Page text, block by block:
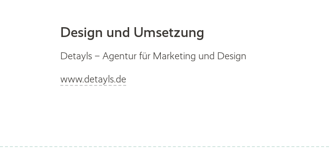
Design und Umsetzung
Detayls – Agentur für Marketing und Design
www.detayls.de